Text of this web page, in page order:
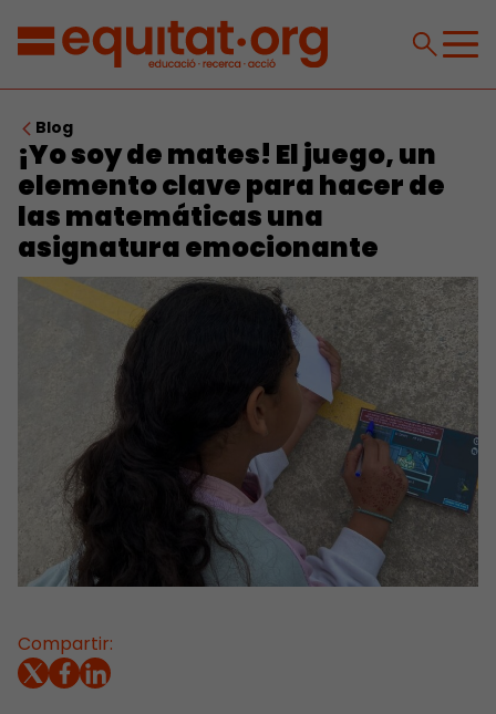
Blog
¡Yo soy de mates! El juego, un
elemento clave para hacer de
las matemáticas una
asignatura emocionante
Compartir: